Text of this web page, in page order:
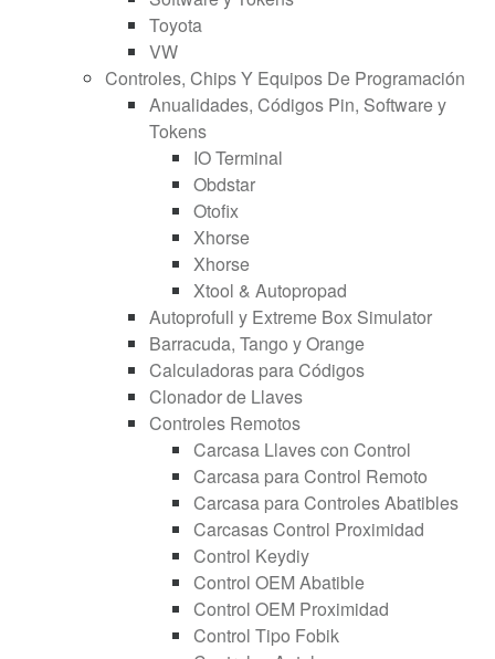
Toyota
VW
Controles, Chips Y Equipos De Programación
Anualidades, Códigos Pin, Software y
Tokens
IO Terminal
Obdstar
Otofix
Xhorse
Xhorse
Xtool & Autopropad
Autoprofull y Extreme Box Simulator
Barracuda, Tango y Orange
Calculadoras para Códigos
Clonador de Llaves
Controles Remotos
Carcasa Llaves con Control
Carcasa para Control Remoto
Carcasa para Controles Abatibles
Carcasas Control Proximidad
Control Keydiy
Control OEM Abatible
Control OEM Proximidad
Control Tipo Fobik